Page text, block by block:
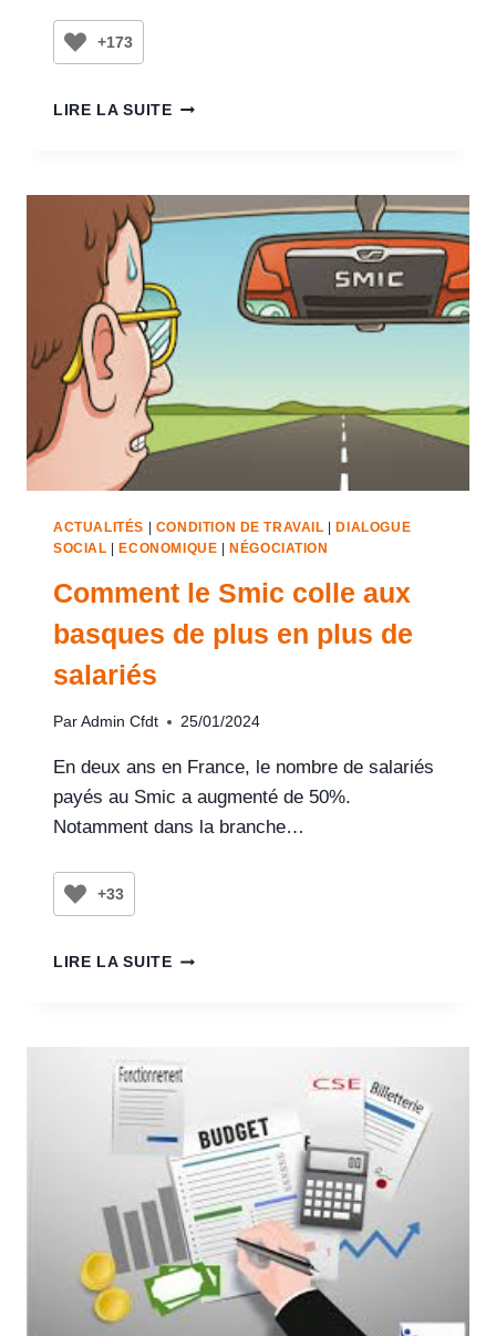
+173
LIRE LA SUITE
ACTUALITÉS CONDITION DE TRAVAIL
DIALOGUE
SOCIAL
ECONOMIQUE NÉGOCIATION
Comment le Smic colle aux
basques de plus en plus de
salariés
Par Admin Cfdt 25/01/2024
En deux ans en France, le nombre de salariés
payés au Smic a augmenté de 50%.
Notamment dans la branche…
+33
LIRE LA SUITE